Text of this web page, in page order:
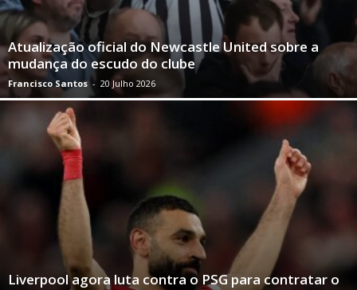
Atualização oficial do Newcastle United sobre a
mudança do escudo do clube
Francisco Santos - 20 Julho 2026
Liverpool agora luta contra o PSG para contratar o